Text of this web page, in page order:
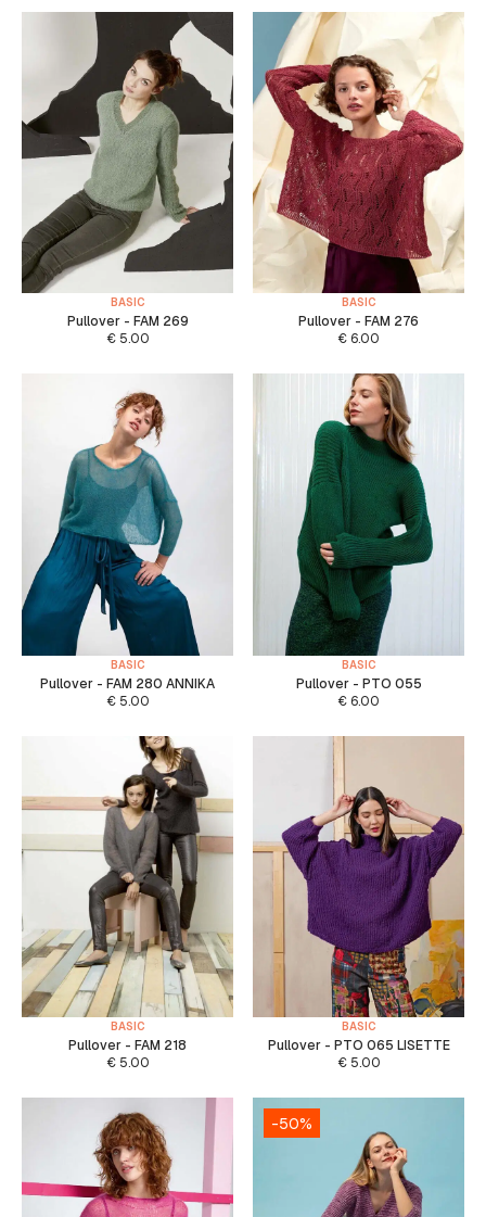
BASIC
Pullover - FAM 269
€5.00
BASIC
Pullover - FAM 276
€ 6.00
BASIC
Pullover - FAM 280 ANNIKA
€5.00
BASIC
Pullover - PTO 055
€ 6.00
BASIC
Pullover - FAM 218
€5.00
BASIC
Pullover - PTO 065 LISETTE
€5.00
-50%